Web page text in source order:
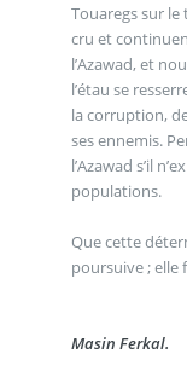
Touaregs sur
cru et
l’Azawad, et
l’étau se
la corruption,
ses ennemis.
l’Azawad s’il
populations.
Que cette
poursuive ; elle
Masin Ferkal.